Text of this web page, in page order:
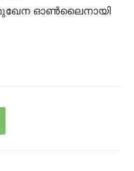
മുഖേന ഓൺലൈനായി